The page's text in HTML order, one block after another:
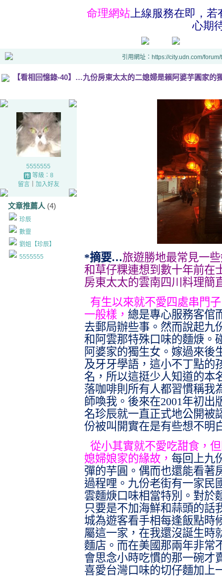
命理網站上線服務在即，若
心期
引用網址：https://city.udn.com/
【看相回憶錄-40】…九份房東太太的二媳婦是賴阿婆芋圓家的
5555555
等級：8
留言｜ 加入好友
文章推薦人 (4)
珍辰
數靈
劉姐【珍辰】
5555555
*摘要…旅遊勝地最常見一
和草仔粿連想到數十年前在
房東太太的雲南四川料理簡
有生以來就不愛四處串門
一般樣， 總是專心服務客倌
去郵局辦些事。然而說起九
和阿雲那特殊口味的麵焿。
阿婆家的獨生女。嫁過來後
及牙牙學語，這小不丁點的
名，所以這挺少人知道的本
落咖啡則所有人都習慣稱我
師喚我。後來在2001年初出
名珍辰就一直正式地公開被
份被叫開實在是有些想不明
從小其實就不愛吃甜食，
媳婦娘家的緣故， 每回上九
彈的芋圓。偶而也還能看著
過程哩。九份老街有一家民
雲麵焿口味相當特別。對於
只要是不加海鮮和蒜頭的話
城為遊客看手相每逢飯點時
屬這一家，在我還沒誕生時
麵店。而在美國那兩年非常
會思念小時吃慣的那一碗才
喜愛台灣口味的切仔麵加上